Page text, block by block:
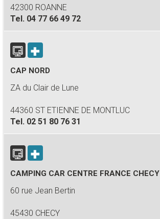
42300 ROANNE
Tel. 04 77 66 49 72
CAP NORD
ZA du Clair de Lune
44360 ST ETIENNE DE MONTLUC
Tel. 02 51 80 76 31
CAMPING CAR CENTRE FRANCE CHECY
60 rue Jean Bertin
45430 CHECY